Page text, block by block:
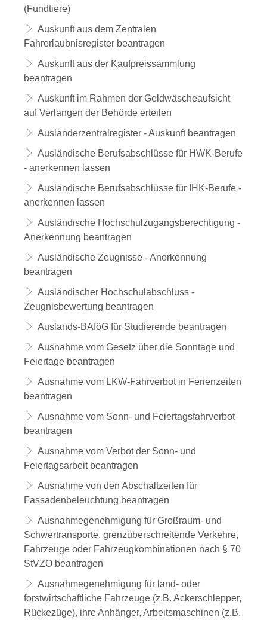
(Fundtiere)
Auskunft aus dem Zentralen
Fahrerlaubnisregister beantragen
Auskunft aus der Kaufpreissammlung
beantragen
Auskunft im Rahmen der Geldwäscheaufsicht
auf Verlangen der Behörde erteilen
Ausländerzentralregister - Auskunft beantragen
Ausländische Berufsabschlüsse für HWK-Berufe
- anerkennen lassen
Ausländische Berufsabschlüsse für IHK-Berufe -
anerkennen lassen
Ausländische Hochschulzugangsberechtigung -
Anerkennung beantragen
Ausländische Zeugnisse - Anerkennung
beantragen
Ausländischer Hochschulabschluss -
Zeugnisbewertung beantragen
Auslands-BAföG für Studierende beantragen
Ausnahme vom Gesetz über die Sonntage und
Feiertage beantragen
Ausnahme vom LKW-Fahrverbot in Ferienzeiten
beantragen
Ausnahme vom Sonn- und Feiertagsfahrverbot
beantragen
Ausnahme vom Verbot der Sonn- und
Feiertagsarbeit beantragen
Ausnahme von den Abschaltzeiten für
Fassadenbeleuchtung beantragen
Ausnahmegenehmigung für Großraum- und
Schwertransporte, grenzüberschreitende Verkehre,
Fahrzeuge oder Fahrzeugkombinationen nach § 70
StVZO beantragen
Ausnahmegenehmigung für land- oder
forstwirtschaftliche Fahrzeuge (z.B. Ackerschlepper,
Rückezüge), ihre Anhänger, Arbeitsmaschinen (z.B.